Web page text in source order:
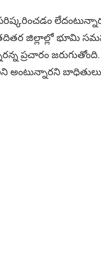
జిల్లాల్లో భూమి
ప్రచారం
అంటున్నారని